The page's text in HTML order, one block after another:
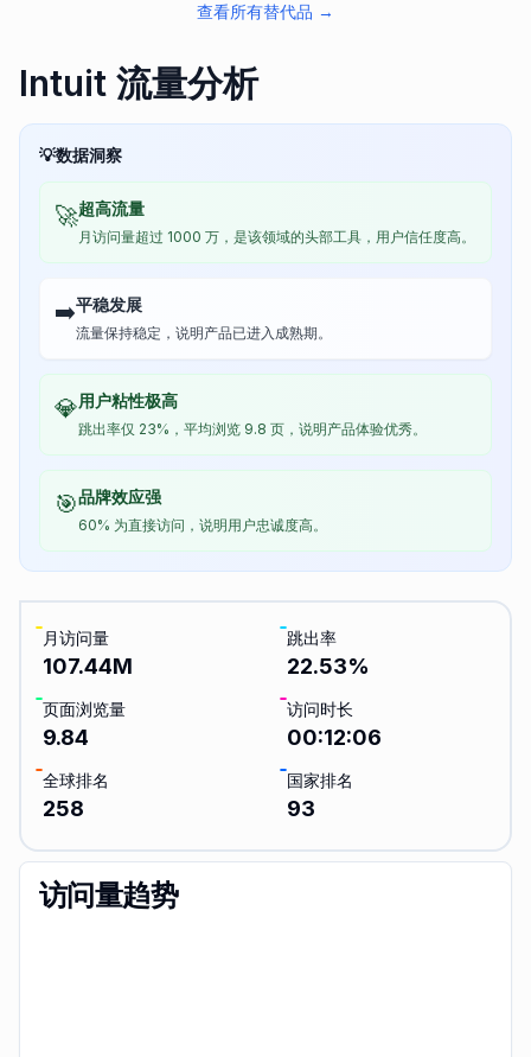
查看所有替代品 →
Intuit 流量分析
💡数据洞察
🚀超高流量
月访问量超过 1000 万，是该领域的头部工具，用户信任度高。
➡️平稳发展
流量保持稳定，说明产品已进入成熟期。
💎用户粘性极高
跳出率仅 23%，平均浏览 9.8 页，说明产品体验优秀。
🎯品牌效应强
60% 为直接访问，说明用户忠诚度高。
月访问量
107.44M
跳出率
22.53%
页面浏览量
9.84
访问时长
00:12:06
全球排名
258
国家排名
93
访问量趋势